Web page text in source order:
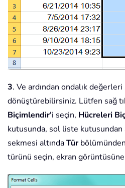
3. Ve ardından ondalık
dönüştürebilirsiniz. Lütfen sağ
Biçimlendir'i seçin, Hücreleri
kutusunda, sol liste kutusundan
sekmesi altındaTür
türünü seçin, ekran görüntüsüne